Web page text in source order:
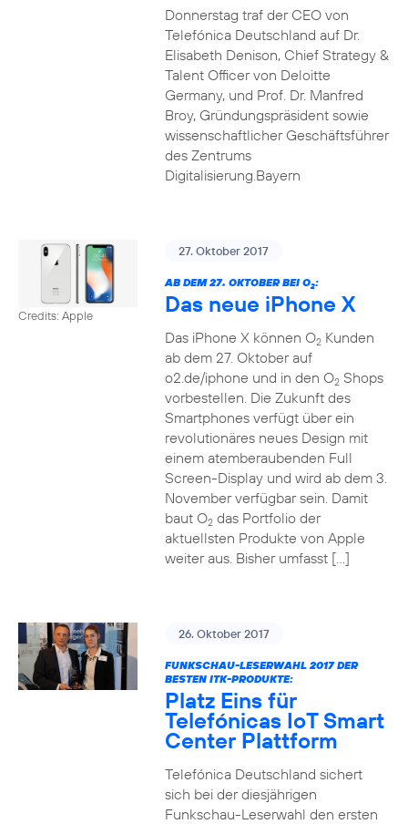
Donnerstag traf der CEO von
Telefónica Deutschland auf Dr.
Elisabeth Denison, Chief Strategy &
Talent Officer von Deloitte
Germany, und Prof. Dr. Manfred
Broy, Gründungspräsident sowie
wissenschaftlicher Geschäftsführer
des Zentrums
Digitalisierung.Bayern
Credits: Apple
27. Oktober 2017
AB DEM 27. OKTOBER BEI O2:
Das neue iPhone X
Das iPhone X können O2Kunden
ab dem 27. Oktober auf
o2.de/iphone und in den O2Shops
vorbestellen. Die Zukunft des
Smartphones verfügt über ein
revolutionäres neues Design mit
einem atemberaubenden Full
Screen-Display und wird ab dem 3.
November verfügbar sein. Damit
baut O2das Portfolio der
aktuellsten Produkte von Apple
weiter aus. Bisher umfasst […]
26. Oktober 2017
FUNKSCHAU-LESERWAHL 2017 DER
BESTEN ITK-PRODUKTE:
Platz Eins für
Telefónicas IoT Smart
Center Plattform
Telefónica Deutschland sichert
sich bei der diesjährigen
Funkschau-Leserwahl den ersten